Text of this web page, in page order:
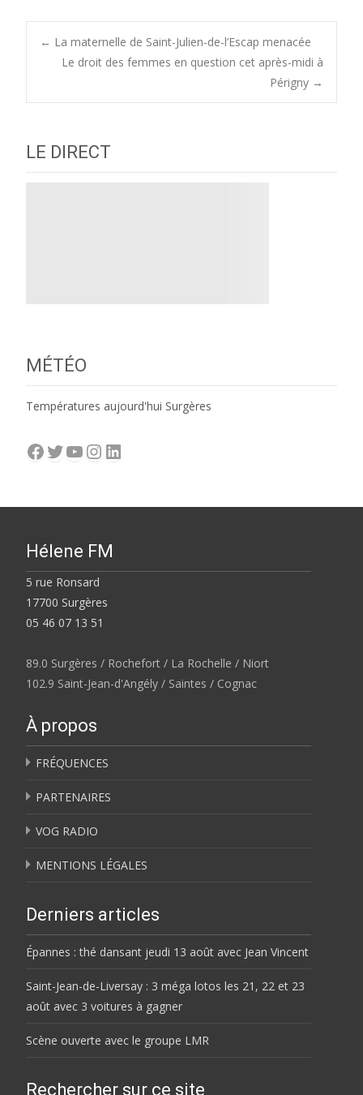
Post
navigation
← La maternelle de Saint-Julien-de-l’Escap menacée
Le droit des femmes en question cet après-midi à
Périgny →
LE DIRECT
MÉTÉO
Températures aujourd'hui Surgères
Facebook
Twitter
YouTube
Instagram
LinkedIn
Hélene FM
5 rue Ronsard
17700 Surgères
05 46 07 13 51
89.0 Surgères / Rochefort / La Rochelle / Niort
102.9 Saint-Jean-d'Angély / Saintes / Cognac
À propos
FRÉQUENCES
PARTENAIRES
VOG RADIO
MENTIONS LÉGALES
Derniers articles
Épannes : thé dansant jeudi 13 août avec Jean Vincent
Saint-Jean-de-Liversay : 3 méga lotos les 21, 22 et 23
août avec 3 voitures à gagner
Scène ouverte avec le groupe LMR
Rechercher sur ce site